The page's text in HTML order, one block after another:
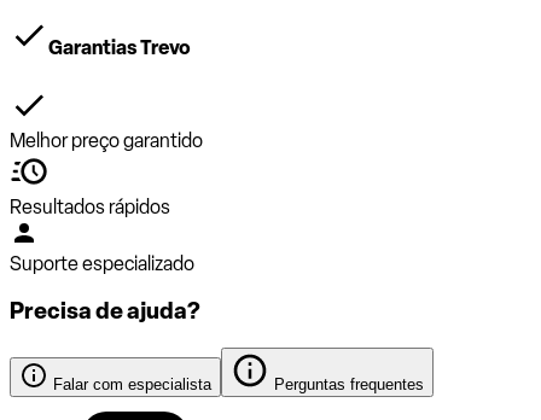
Garantias Trevo
Melhor preço garantido
Resultados rápidos
Suporte especializado
Precisa de ajuda?
Falar com especialista Perguntas frequentes